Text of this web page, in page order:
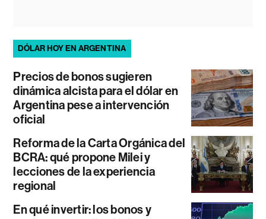
DÓLAR HOY EN ARGENTINA
Precios de bonos sugieren
dinámica alcista para el dólar en
Argentina pese a intervención
oficial
Reforma de la Carta Orgánica del
BCRA: qué propone Milei y
lecciones de la experiencia
regional
En qué invertir: los bonos y